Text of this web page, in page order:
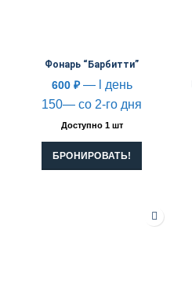
Фонарь “Барбитти”
600 ₽— l день
150— со 2-го дня
Доступно 1 шт
БРОНИРОВАТЬ!